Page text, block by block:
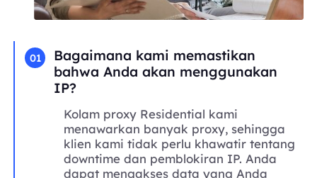
01
Bagaimana kami memastikan
bahwa Anda akan menggunakan
IP?
Kolam proxy Residential kami
menawarkan banyak proxy, sehingga
klien kami tidak perlu khawatir tentang
downtime dan pemblokiran IP. Anda
dapat mengakses data yang Anda